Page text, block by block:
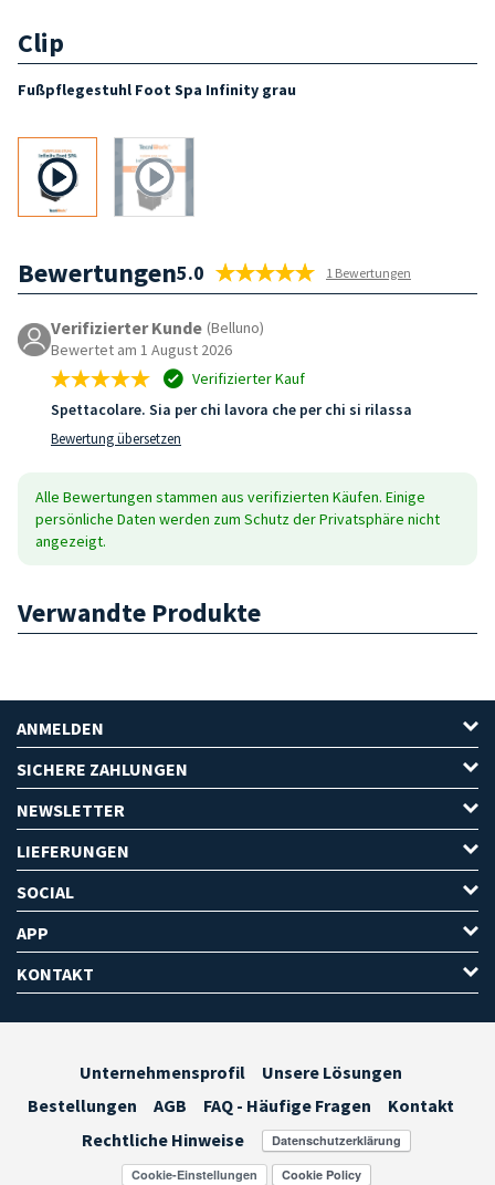
Clip
Fußpflegestuhl Foot Spa Infinity grau
Bewertungen5.0 1 Bewertungen
Verifizierter Kunde (Belluno)
Bewertet am 1 August 2026
Verifizierter Kauf
Spettacolare. Sia per chi lavora che per chi si rilassa
Bewertung übersetzen
Alle Bewertungen stammen aus verifizierten Käufen. Einige
persönliche Daten werden zum Schutz der Privatsphäre nicht
angezeigt.
Verwandte Produkte
ANMELDEN
SICHERE ZAHLUNGEN
NEWSLETTER
LIEFERUNGEN
SOCIAL
APP
KONTAKT
Unternehmensprofil
Unsere Lösungen
Bestellungen
AGB FAQ - Häufige Fragen
Kontakt
Rechtliche Hinweise
Cookie-Einstellungen